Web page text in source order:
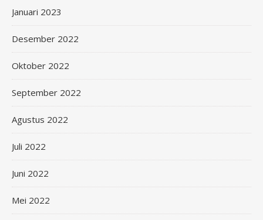
Januari 2023
Desember 2022
Oktober 2022
September 2022
Agustus 2022
Juli 2022
Juni 2022
Mei 2022